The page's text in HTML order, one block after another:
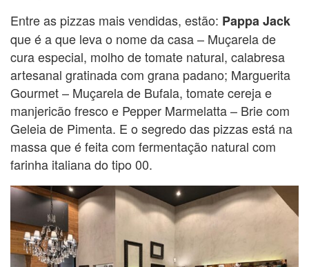
Entre as pizzas mais vendidas, estão: Pappa Jack
que é a que leva o nome da casa – Muçarela de
cura especial, molho de tomate natural, calabresa
artesanal gratinada com grana padano; Marguerita
Gourmet – Muçarela de Bufala, tomate cereja e
manjericão fresco e Pepper Marmelatta – Brie com
Geleia de Pimenta. E o segredo das pizzas está na
massa que é feita com fermentação natural com
farinha italiana do tipo 00.